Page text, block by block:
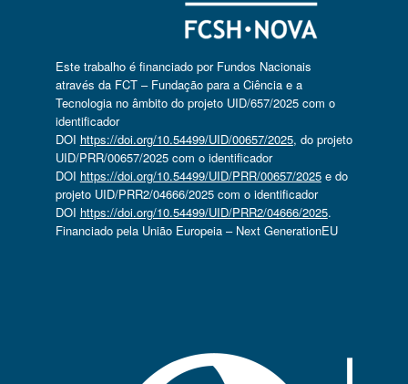
Este trabalho é financiado por Fundos Nacionais
através da FCT – Fundação para a Ciência e a
Tecnologia no âmbito do projeto UID/657/2025 com o
identificador
DOI https://doi.org/10.54499/UID/00657/2025, do projeto
UID/PRR/00657/2025 com o identificador
DOI https://doi.org/10.54499/UID/PRR/00657/2025e do
projeto UID/PRR2/04666/2025 com o identificador
DOI https://doi.org/10.54499/UID/PRR2/04666/2025.
Financiado pela União Europeia – Next GenerationEU